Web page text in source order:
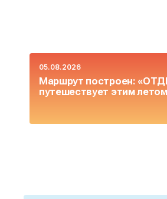
05.08.2026
Маршрут построен:
путешествует этим